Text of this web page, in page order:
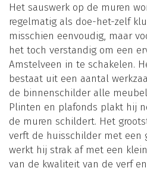
Het sauswerk op de muren
regelmatig als doe-het-zelf
misschien eenvoudig, maar
het toch verstandig om een
Amstelveen in te schakelen.
bestaat uit een aantal
de binnenschilder alle
Plinten en plafonds plakt hij
de muren schildert. Het
verft de huisschilder met een
werkt hij strak af met een
van de kwaliteit van de verf